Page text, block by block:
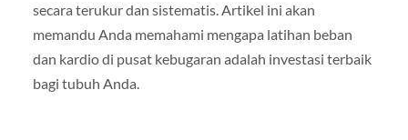
secara terukur dan sistematis. Artikel ini akan
memandu Anda memahami mengapa latihan beban
dan kardio di pusat kebugaran adalah investasi terbaik
bagi tubuh Anda.